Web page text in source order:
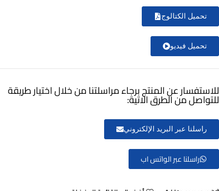
تحميل الكتالوج
تحميل فيديو
للاستفسار عن المنتج برجاء مراسلتنا من خلال اختيار طريقة
للتواصل من الطرق الاتية:
راسلنا عبر البريد الإلكتروني
راسلنا عبر الواتس اب